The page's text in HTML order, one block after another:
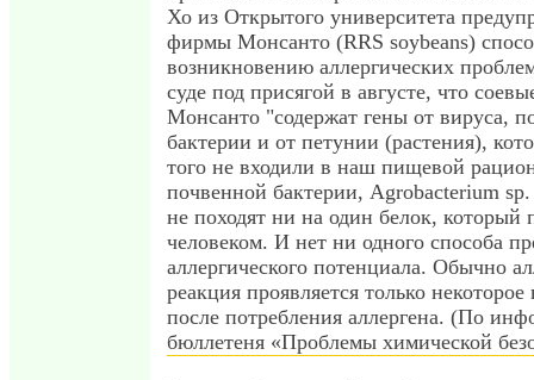
Хо из Открытого университета
фирмы Монсанто (RRS soybeans)
возникновению аллергических
суде под присягой в августе, что
Монсанто "содержат гены от вируса,
бактерии и от петунии (растения),
того не входили в наш пищевой
почвенной бактерии, Agrobacterium
не походят ни на один белок, который
человеком. И нет ни одного способа
аллергического потенциала. Обычно
реакция проявляется только некоторое
после потребления аллергена. (По
бюллетеня «Проблемы химической